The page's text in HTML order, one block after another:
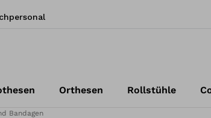
Orthesen Rollstühle
Bandagen